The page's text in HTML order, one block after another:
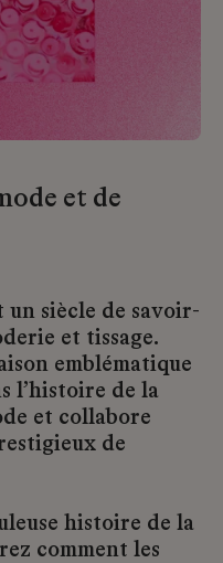
et de
un siècle de savoir-
et tissage.
emblématique
l’histoire de la
et collabore
de
histoire de la
comment les